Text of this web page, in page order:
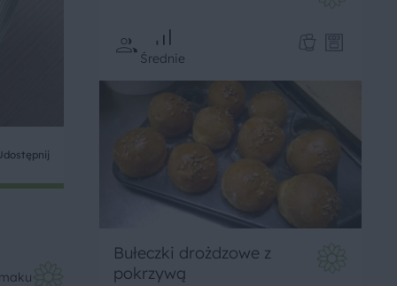
Średnie
Bułeczki drożdzowe z
pokrzywą